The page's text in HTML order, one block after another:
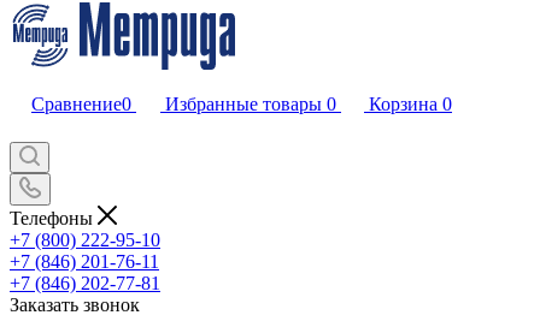
Сравнение0 Избранные товары 0 Корзина 0
Телефоны
+7 (800) 222-95-10
+7 (846) 201-76-11
+7 (846) 202-77-81
Заказать звонок